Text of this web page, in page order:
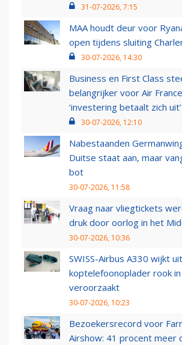
31-07-2026, 7:15
MAA houdt deur voor
open tijdens sluiting
30-07-2026, 14:30
Business en First Class
belangrijker voor Air
‘investering betaalt zich uit’
30-07-2026, 12:10
Nabestaanden
Duitse staat aan, maar
bot
30-07-2026, 11:58
Vraag naar vliegtickets
druk door oorlog in het
30-07-2026, 10:36
SWISS-Airbus A330 wijkt
koptelefoonoplader rook in
veroorzaakt
30-07-2026, 10:23
Bezoekersrecord voor
Airshow: 41 procent meer